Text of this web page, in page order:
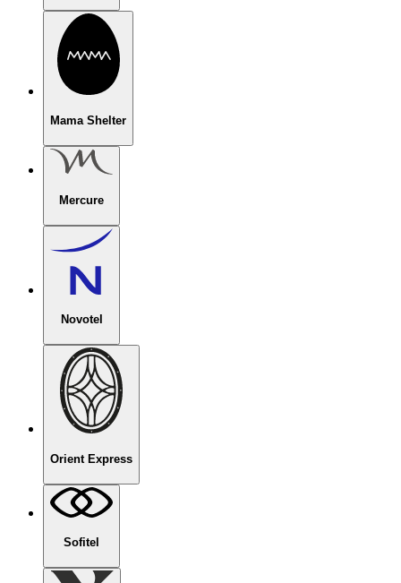
Mama Shelter
Mercure
Novotel
Orient Express
Sofitel